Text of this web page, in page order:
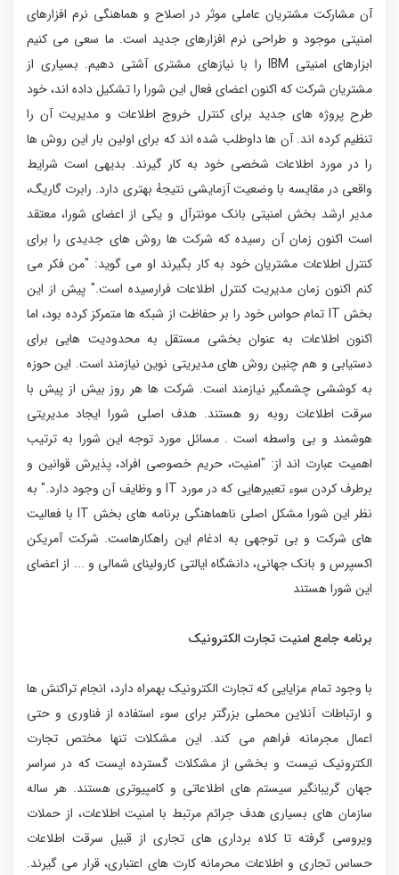
آن مشارکت مشتریان عاملی موثر در اصلاح و هماهنگی نرم افزارهای
امنیتی موجود و طراحی نرم افزارهای جدید است. ما سعی می کنیم
ابزارهای امنیتی IBM را با نیازهای مشتری آشتی دهیم. بسیاری از
مشتریان شرکت که اکنون اعضای فعال این شورا را تشکیل داده اند، خود
طرح پروژه های جدید برای کنترل خروج اطلاعات و مدیریت آن را
تنظیم کرده اند. آن ها داوطلب شده اند که برای اولین بار این روش ها
را در مورد اطلاعات شخصی خود به کار گیرند. بدیهی است شرایط
واقعی در مقایسه با وضعیت آزمایشی نتیجهٔ بهتری دارد. رابرت گاریگ،
مدیر ارشد بخش امنیتی بانک مونترآل و یکی از اعضای شورا، معتقد
است اکنون زمان آن رسیده که شرکت ها روش های جدیدی را برای
کنترل اطلاعات مشتریان خود به کار بگیرند او می گوید: "من فکر می
کنم اکنون زمان مدیریت کنترل اطلاعات فرارسیده است." پیش از این
بخش IT تمام حواس خود را بر حفاظت از شبکه ها متمرکز کرده بود، اما
اکنون اطلاعات به عنوان بخشی مستقل به محدودیت هایی برای
دستیابی و هم چنین روش های مدیریتی نوین نیازمند است. این حوزه
به کوششی چشمگیر نیازمند است. شرکت ها هر روز بیش از پیش با
سرقت اطلاعات روبه رو هستند. هدف اصلی شورا ایجاد مدیریتی
هوشمند و بی واسطه است . مسائل مورد توجه این شورا به ترتیب
اهمیت عبارت اند از: "امنیت، حریم خصوصی افراد، پذیرش قوانین و
برطرف کردن سوء تعبیرهایی که در مورد IT و وظایف آن وجود دارد." به
نظر این شورا مشکل اصلی ناهماهنگی برنامه های بخش IT با فعالیت
های شرکت و بی توجهی به ادغام این راهکارهاست. شرکت آمریکن
اکسپرس و بانک جهانی، دانشگاه ایالتی کارولینای شمالی و ... از اعضای
این شورا هستند
برنامه جامع امنیت تجارت الکترونیک
با وجود تمام مزایایی که تجارت الکترونیک بهمراه دارد، انجام تراکنش ها
و ارتباطات آنلاین محملی بزرگتر برای سوء استفاده از فناوری و حتی
اعمال مجرمانه فراهم می کند. این مشکلات تنها مختص تجارت
الکترونیک نیست و بخشی از مشکلات گسترده ایست که در سراسر
جهان گریبانگیر سیستم های اطلاعاتی و کامپیوتری هستند. هر ساله
سازمان های بسیاری هدف جرائم مرتبط با امنیت اطلاعات، از حملات
ویروسی گرفته تا کلاه برداری های تجاری از قبیل سرقت اطلاعات
حساس تجاری و اطلاعات محرمانه کارت های اعتباری، قرار می گیرند.